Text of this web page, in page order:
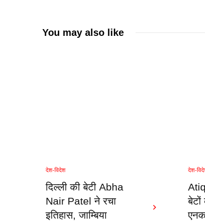
You may also like
देश-विदेश
दिल्ली की बेटी Abha
Nair Patel ने रचा
इतिहास, जाम्बिया
देश-